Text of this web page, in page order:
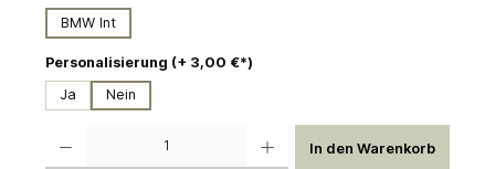
BMW Int
Personalisierung (+ 3,00 €*)
Ja
Nein
In den Warenkorb